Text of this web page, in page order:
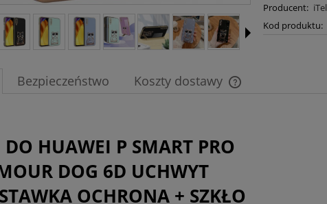
Producent: iTel
Kod produktu:
Bezpieczeństwo Koszty dostawy
HUAWEI P SMART PRO
DOG 6D UCHWYT
OCHRONA + SZKŁO